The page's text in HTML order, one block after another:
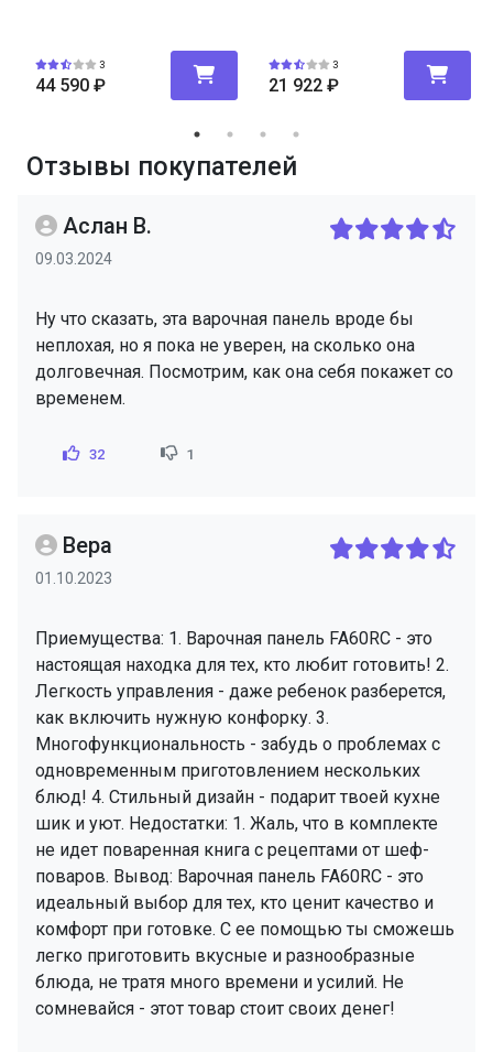
3
44 590 ₽
3
21 922 ₽
Отзывы покупателей
Аслан В.
09.03.2024
Ну что сказать, эта варочная панель вроде бы
неплохая, но я пока не уверен, на сколько она
долговечная. Посмотрим, как она себя покажет со
временем.
32 1
Вера
01.10.2023
Приемущества: 1. Варочная панель FA60RC - это
настоящая находка для тех, кто любит готовить! 2.
Легкость управления - даже ребенок разберется,
как включить нужную конфорку. 3.
Многофункциональность - забудь о проблемах с
одновременным приготовлением нескольких
блюд! 4. Стильный дизайн - подарит твоей кухне
шик и уют. Недостатки: 1. Жаль, что в комплекте
не идет поваренная книга с рецептами от шеф-
поваров. Вывод: Варочная панель FA60RC - это
идеальный выбор для тех, кто ценит качество и
комфорт при готовке. С ее помощью ты сможешь
легко приготовить вкусные и разнообразные
блюда, не тратя много времени и усилий. Не
сомневайся - этот товар стоит своих денег!